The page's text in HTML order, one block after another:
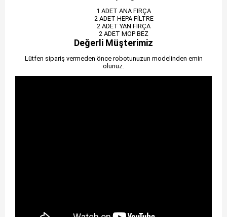
1 ADET ANA FIRÇA
2 ADET HEPA FİLTRE
2 ADET YAN FIRÇA
2 ADET MOP BEZ
Değerli Müşterimiz
Lütfen sipariş vermeden önce robotunuzun modelinden emin
olunuz.